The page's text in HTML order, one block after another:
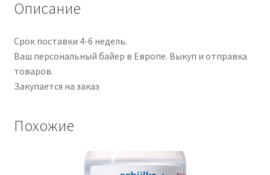
Paar
Описание
Срок поставки 4-6 недель.
Ваш персональный байер в Европе. Выкуп и отправка
товаров.
Закупается на заказ
Похожие